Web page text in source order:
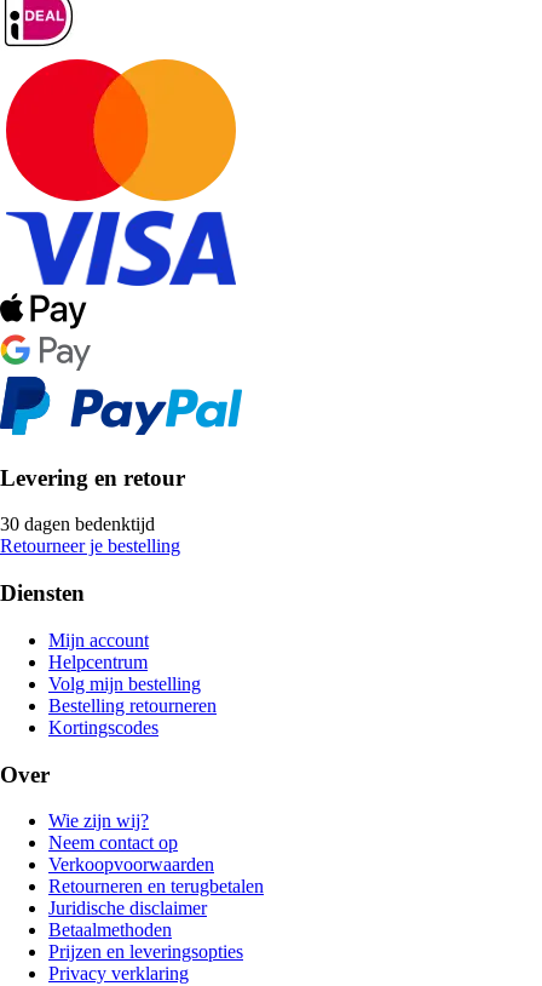
Levering en retour
30 dagen bedenktijd
Retourneer je bestelling
Diensten
Mijn account
Helpcentrum
Volg mijn bestelling
Bestelling retourneren
Kortingscodes
Over
Wie zijn wij?
Neem contact op
Verkoopvoorwaarden
Retourneren en terugbetalen
Juridische disclaimer
Betaalmethoden
Prijzen en leveringsopties
Privacy verklaring